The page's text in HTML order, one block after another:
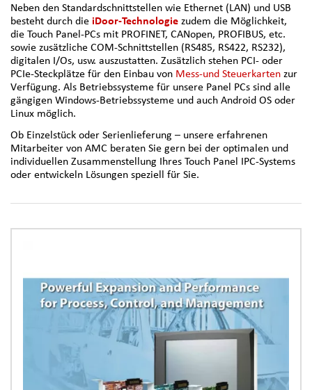
Neben den Standardschnittstellen wie Ethernet (LAN) und USB
besteht durch die iDoor-Technologie zudem die Möglichkeit,
die Touch Panel-PCs mit PROFINET, CANopen, PROFIBUS, etc.
sowie zusätzliche COM-Schnittstellen (RS485, RS422, RS232),
digitalen I/Os, usw. auszustatten. Zusätzlich stehen PCI- oder
PCIe-Steckplätze für den Einbau von Mess-und Steuerkarten zur
Verfügung. Als Betriebssysteme für unsere Panel PCs sind alle
gängigen Windows-Betriebssysteme und auch Android OS oder
Linux möglich.
Ob Einzelstück oder Serienlieferung – unsere erfahrenen
Mitarbeiter von AMC beraten Sie gern bei der optimalen und
individuellen Zusammenstellung Ihres Touch Panel IPC-Systems
oder entwickeln Lösungen speziell für Sie.